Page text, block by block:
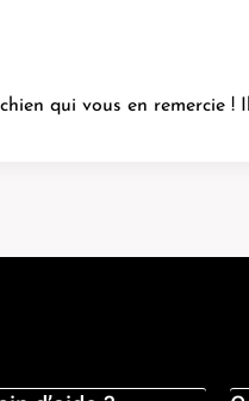
qui vous en remercie